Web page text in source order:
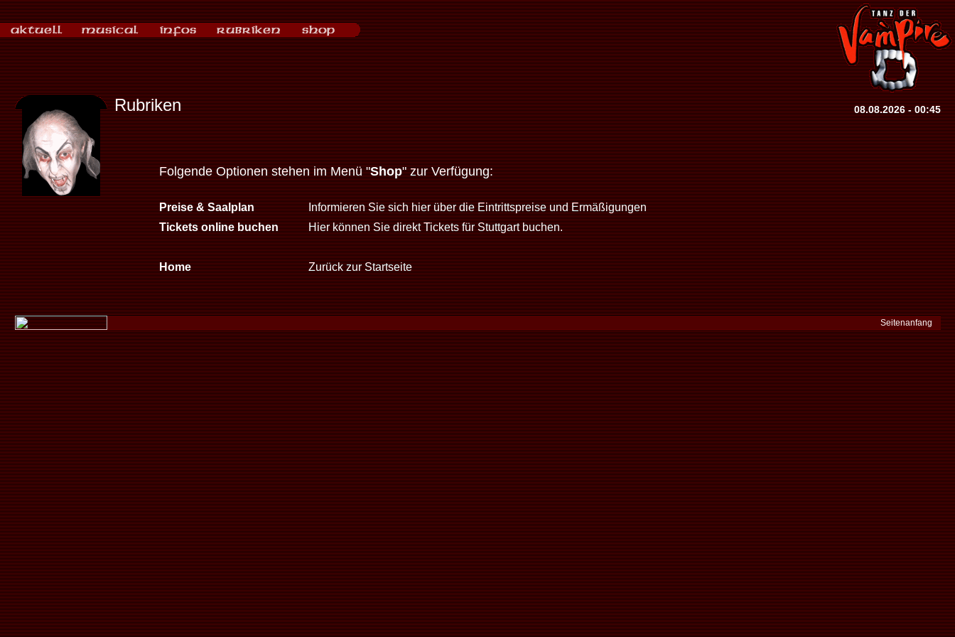
Rubriken 08.08.2026 - 00:45
Folgende Optionen stehen im Menü "Shop" zur Verfügung:
Preise & Saalplan
Informieren Sie sich hier über die Eintrittspreise und Ermäßigungen
Tickets online buchen
Hier können Sie direkt Tickets für Stuttgart buchen.
Home Zurück zur Startseite
Seitenanfang